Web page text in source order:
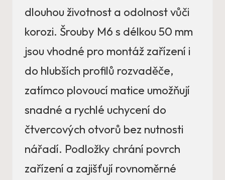
dlouhou životnost a odolnost vůči
korozi. Šrouby M6 s délkou 50 mm
jsou vhodné pro montáž zařízení i
do hlubších profilů rozvaděče,
zatímco plovoucí matice umožňují
snadné a rychlé uchycení do
čtvercových otvorů bez nutnosti
nářadí. Podložky chrání povrch
zařízení a zajišťují rovnoměrné